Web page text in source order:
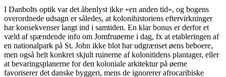
I Danbolts optik var det åbenlyst ikke «en anden tid», og bogens
overordnede udsagn er således, at kolonihistoriens eftervirkninger
har konsekvenser langt ind i samtiden. En klar bonus er derfor et
væld af spændende info om Jomfruøerne i dag, fx at etableringen af
en nationalpark på St. John ikke blot har udgrænset øens beboere,
men også helt konkret skjult ruinerne af kolonitidens plantager, eller
at bevaringsplanerne for den koloniale arkitektur på øerne
favoriserer det danske byggeri, mens de ignorerer afrocaribiske